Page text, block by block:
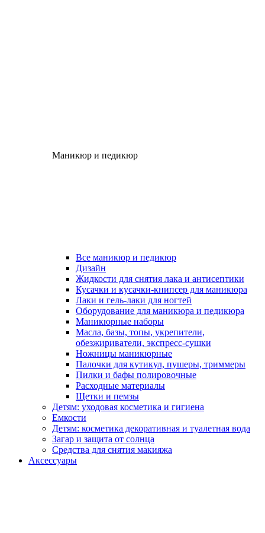
Маникюр и педикюр
Все маникюр и педикюр
Дизайн
Жидкости для снятия лака и антисептики
Кусачки и кусачки-книпсер для маникюра
Лаки и гель-лаки для ногтей
Оборудование для маникюра и педикюра
Маникюрные наборы
Масла, базы, топы, укрепители,
обезжириватели, экспресс-сушки
Ножницы маникюрные
Палочки для кутикул, пушеры, триммеры
Пилки и бафы полировочные
Расходные материалы
Щетки и пемзы
Детям: уходовая косметика и гигиена
Емкости
Детям: косметика декоративная и туалетная вода
Загар и защита от солнца
Средства для снятия макияжа
Аксессуары